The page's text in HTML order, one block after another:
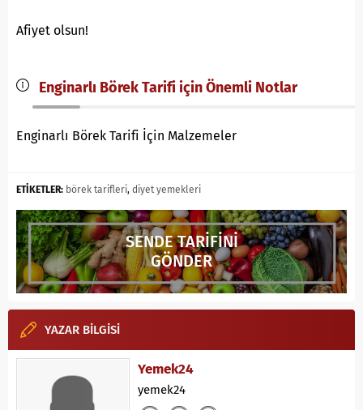
Afiyet olsun!
Enginarlı Börek Tarifi için Önemli Notlar
Enginarlı Börek Tarifi İçin Malzemeler
ETİKETLER: börek tarifleri, diyet yemekleri
SENDE TARİFİNİ
GÖNDER
YAZAR BİLGİSİ
Yemek24
yemek24